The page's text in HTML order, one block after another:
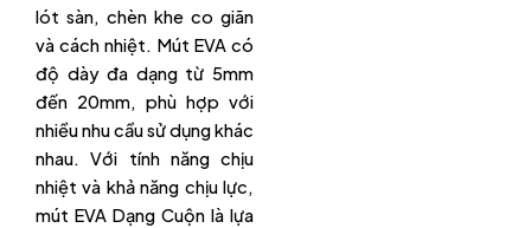
lót sàn, chèn khe co giãn
và cách nhiệt. Mút EVA có
độ dày đa dạng từ 5mm
đến 20mm, phù hợp với
nhiều nhu cầu sử dụng khác
nhau. Với tính năng chịu
nhiệt và khả năng chịu lực,
mút EVA Dạng Cuộn là lựa